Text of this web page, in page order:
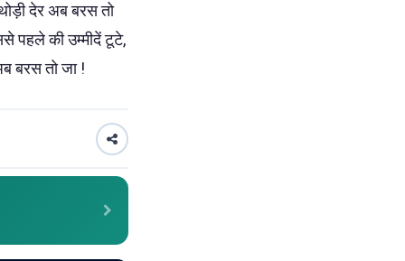
देर अब बरस तो
पहले की उम्मीदें टूटे,
बरस तो जा !